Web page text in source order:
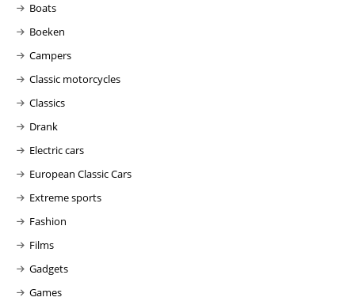
Boats
Boeken
Campers
Classic motorcycles
Classics
Drank
Electric cars
European Classic Cars
Extreme sports
Fashion
Films
Gadgets
Games